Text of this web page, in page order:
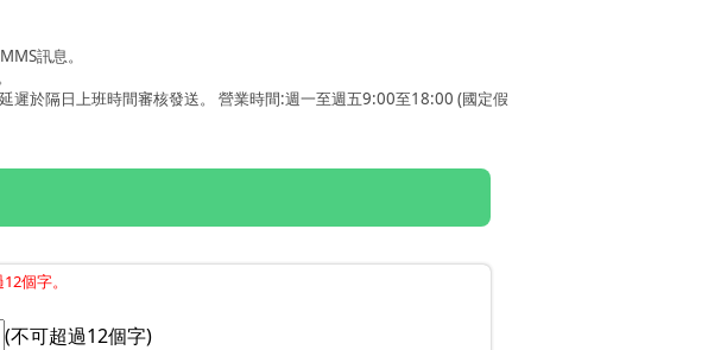
訊息。
遲於隔日上班時間審核發送。 營業時間:週一至週五9:00至18:00 (國定假
個字。
(不可超過12個字)